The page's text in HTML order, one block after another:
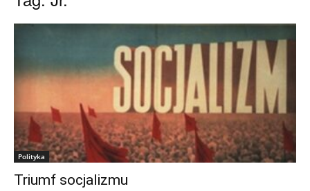
Polityka
Triumf socjalizmu